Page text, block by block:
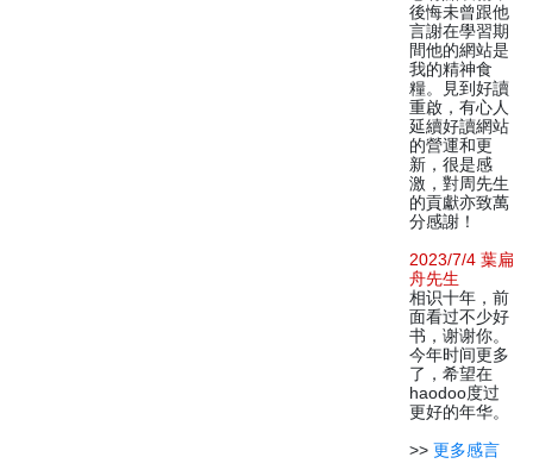
後悔未曾跟他
言謝在學習期
間他的網站是
我的精神食
糧。見到好讀
重啟，有心人
延續好讀網站
的營運和更
新，很是感
激，對周先生
的貢獻亦致萬
分感謝！
2023/7/4 葉扁
舟先生
相识十年，前
面看过不少好
书，谢谢你。
今年时间更多
了，希望在
haodoo度过
更好的年华。
>> 更多感言